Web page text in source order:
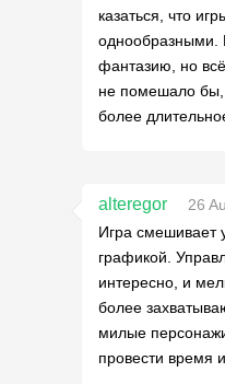
казаться, что
однообразными.
фантазию, но
не помешало бы,
более
alteregor
26
Игра смешивает
графикой.
интересно, и
более
милые
провести время